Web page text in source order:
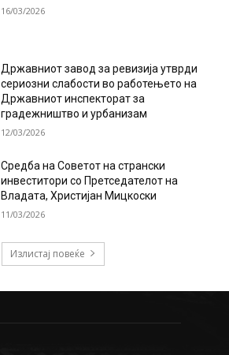
16/03/2026
Државниот завод за ревизија утврди
сериозни слабости во работењето на
Државниот инспекторат за
градежништво и урбанизам
12/03/2026
Средба на Советот на странски
инвеститори со Претседателот на
Владата, Христијан Мицкоски
11/03/2026
Излистај повеќе